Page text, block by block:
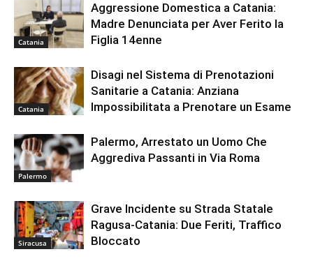
Catania
Aggressione Domestica a Catania:
Madre Denunciata per Aver Ferito la
Figlia 14enne
Catania
Disagi nel Sistema di Prenotazioni
Sanitarie a Catania: Anziana
Impossibilitata a Prenotare un Esame
Palermo
Palermo, Arrestato un Uomo Che
Aggrediva Passanti in Via Roma
Siracusa
Grave Incidente su Strada Statale
Ragusa-Catania: Due Feriti, Traffico
Bloccato